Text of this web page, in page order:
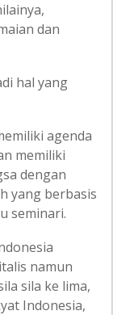
dan
hal yang
agenda
memiliki
dengan
yang berbasis
seminari.
namun
sila ke lima,
Indonesia,